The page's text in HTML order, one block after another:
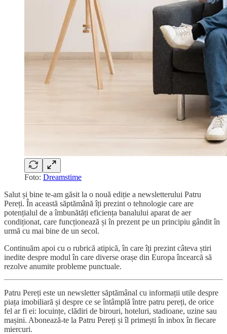
Foto: Dreamstime
Salut și bine te-am găsit la o nouă ediție a newsletterului Patru
Pereți. În această săptămână îți prezint o tehnologie care are
potențialul de a îmbunătăți eficiența banalului aparat de aer
condiționat, care funcționează și în prezent pe un principiu gândit în
urmă cu mai bine de un secol.
Continuăm apoi cu o rubrică atipică, în care îți prezint câteva știri
inedite despre modul în care diverse orașe din Europa încearcă să
rezolve anumite probleme punctuale.
Patru Pereți este un newsletter săptămânal cu informații utile despre
piața imobiliară și despre ce se întâmplă între patru pereți, de orice
fel ar fi ei: locuințe, clădiri de birouri, hoteluri, stadioane, uzine sau
mașini. Abonează-te la Patru Pereți și îl primești în inbox în fiecare
miercuri.